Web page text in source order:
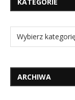
ARCHIWA